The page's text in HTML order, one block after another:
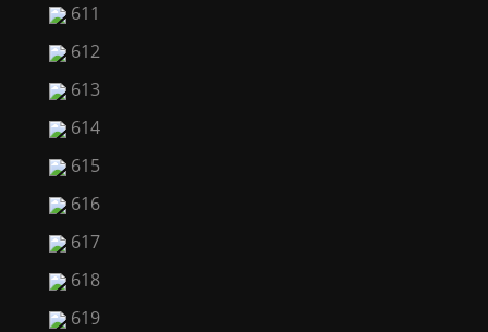
611
612
613
614
615
616
617
618
619